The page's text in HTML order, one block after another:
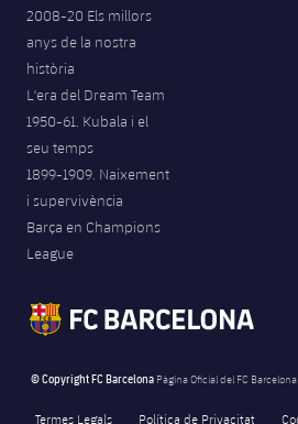
2008-20 Els millors
anys de la nostra
història
L'era del Dream Team
1950-61. Kubala i el
seu temps
1899-1909. Naixement
i supervivència
Barça en Champions
League
© Copyright FC Barcelona Pàgina Oficial del FC Barcelona
Termes Legals Política de Privacitat